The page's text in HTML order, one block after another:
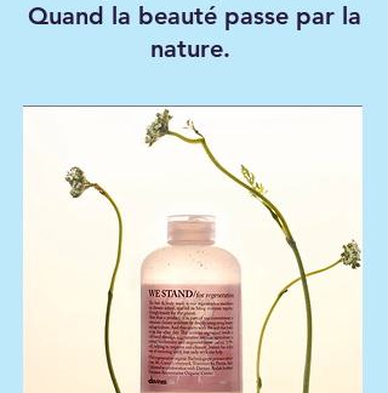
Quand la beauté passe par la
nature.